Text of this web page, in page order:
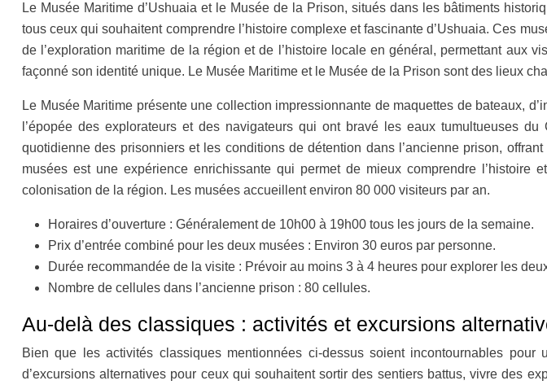
Le Musée Maritime d’Ushuaia et le Musée de la Prison, situés dans les bâtiments
tous ceux qui souhaitent comprendre l’histoire complexe et fascinante d’Ushuaia. Ces
de l’exploration maritime de la région et de l’histoire locale en général, permettant
façonné son identité unique. Le Musée Maritime et le Musée de la Prison sont des lieux
Le Musée Maritime présente une collection impressionnante de maquettes de bateaux,
l’épopée des explorateurs et des navigateurs qui ont bravé les eaux tumultueuses
quotidienne des prisonniers et les conditions de détention dans l’ancienne prison,
musées est une expérience enrichissante qui permet de mieux comprendre
colonisation de la région. Les musées accueillent environ 80 000 visiteurs par an.
Horaires d’ouverture : Généralement de 10h00 à 19h00 tous les jours de la semaine.
Prix d’entrée combiné pour les deux musées : Environ 30 euros par personne.
Durée recommandée de la visite : Prévoir au moins 3 à 4 heures pour explorer les
Nombre de cellules dans l’ancienne prison : 80 cellules.
Au-delà des classiques : activités et excursions
Bien que les activités classiques mentionnées ci-dessus soient incontournables
d’excursions alternatives pour ceux qui souhaitent sortir des sentiers battus, vivre des